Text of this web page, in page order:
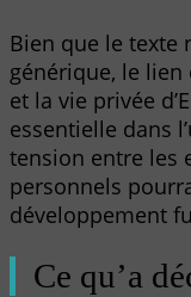
Bien que le texte
générique, le lien
et la vie privée
essentielle dans
tension entre les
personnels
développement
Ce qu’a